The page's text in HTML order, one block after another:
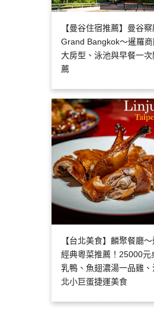
【曼谷住宿推薦】曼谷
Grand Bangkok～暹羅
大房型、泳池與早餐一
薦
【台北美食】麟聚餐廳
經典粵菜推薦！25000
乳鴨、魚翅濃湯一品雞
北小巨蛋捷運美食